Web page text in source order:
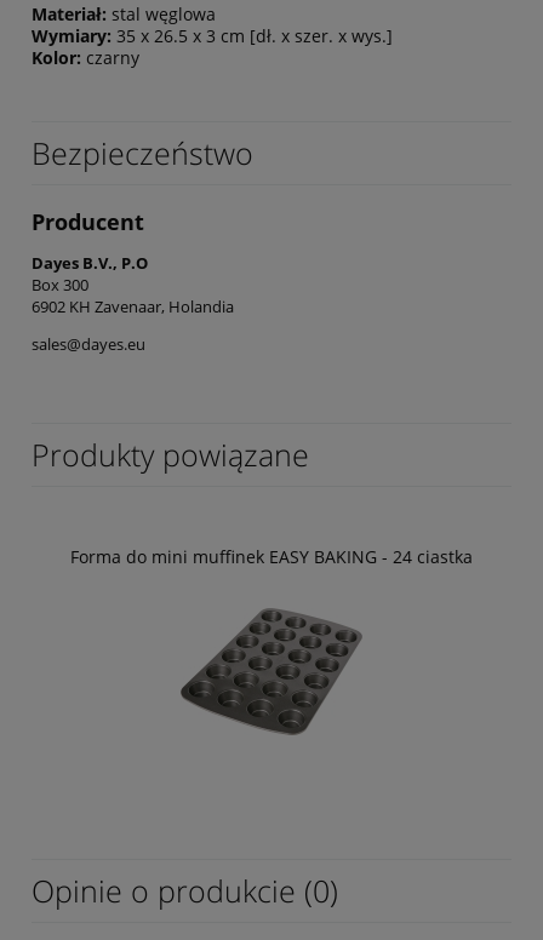
Materiał: stal węglowa
Wymiary: 35 x 26.5 x 3 cm [dł. x szer. x wys.]
Kolor: czarny
Bezpieczeństwo
Producent
Dayes B.V., P.O
Box 300
6902 KH Zavenaar, Holandia
sales@dayes.eu
Produkty powiązane
Forma do mini muffinek EASY BAKING - 24 ciastka
Opinie o produkcie (0)